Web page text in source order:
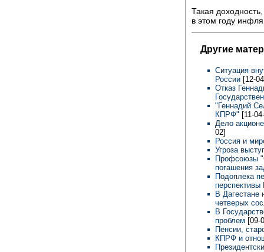
Такая
в этом году
Другие
Ситуация
России [12-
Отказ
"Геннадий
КПРФ" [11-
Дело
02]
Россия и
Угроза
Профсоюзы
погашения
Подоплека
В Дагестане
четверых
В
проблем [09-
Пенсии,
КПРФ и